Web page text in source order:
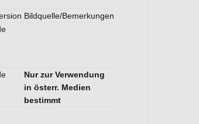
Bildquelle/Bemerkungen
Nur zur Verwendung
in österr. Medien
bestimmt